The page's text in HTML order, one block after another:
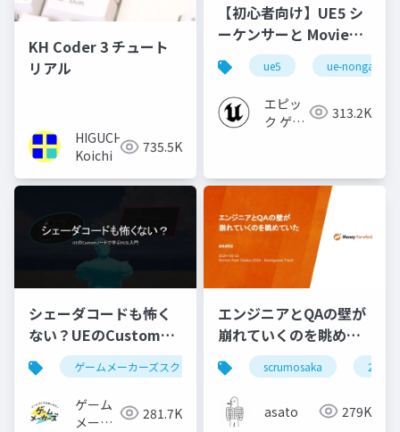
KH Coder 3 チュート
リアル
HIGUCHI
Koichi
735.5K
【初心者向け】UE5 シ
ーケンサーと Movie
Render Queue の使い
方【Cinematic Dive
2023】
ue5 ue-nongame
エピッ
ク ゲー
313.2K
シェーダコードも怖く
ない？UEのCustomノ
ードで学ぶHLSL入門
ゲームメーカーズスクランブル ゲーム制作 ue5
ゲーム
メーカ
281.7K
エンジニアとQAの壁が
崩れていくのを眺めて
いた #scrumosaka
scrumosaka 2024
asato 279K